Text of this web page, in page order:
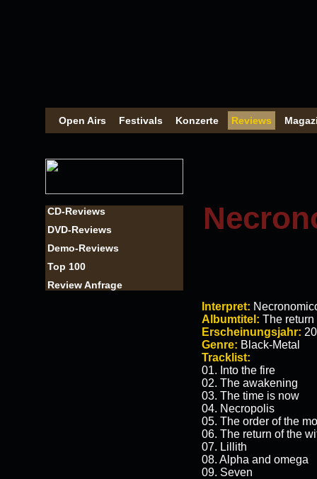
Open Airs Festivals Konzerte Reviews
CD-Reviews
DVD-Reviews
Demo-Reviews
Top 100
Review Anfrage
Interpret:
Albumtitel: The
Erscheinungsjahr:
Genre: Black-Metal
Tracklist:
01. Into the fire
02. The awakening
03. The time is now
04. Necropolis
05. The order of the
06. The return of the
07. Lillith
08. Alpha and omega
09. Seven